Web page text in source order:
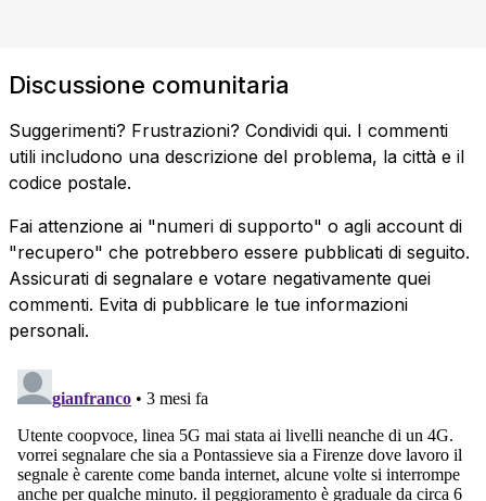
Discussione comunitaria
Suggerimenti? Frustrazioni? Condividi qui. I commenti
utili includono una descrizione del problema, la città e il
codice postale.
Fai attenzione ai "numeri di supporto" o agli account di
"recupero" che potrebbero essere pubblicati di seguito.
Assicurati di segnalare e votare negativamente quei
commenti. Evita di pubblicare le tue informazioni
personali.